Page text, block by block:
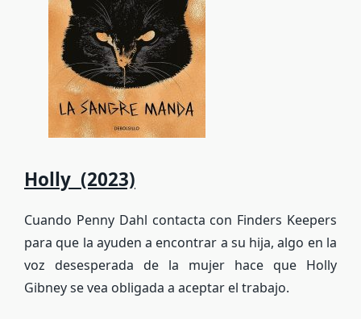
Holly (2023)
Cuando Penny Dahl contacta con Finders Keepers
para que la ayuden a encontrar a su hija, algo en la
voz desesperada de la mujer hace que Holly
Gibney se vea obligada a aceptar el trabajo.